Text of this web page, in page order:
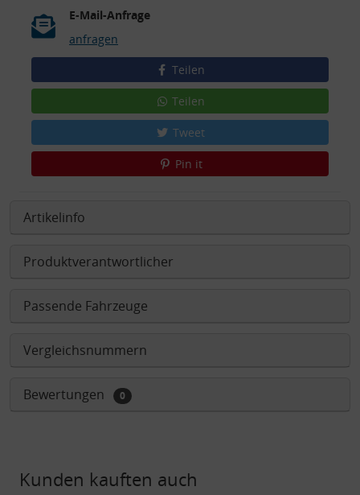
E-Mail-Anfrage
anfragen
Teilen
Teilen
Tweet
Pin it
Artikelinfo
Produktverantwortlicher
Passende Fahrzeuge
Vergleichsnummern
Bewertungen 0
Kunden kauften auch